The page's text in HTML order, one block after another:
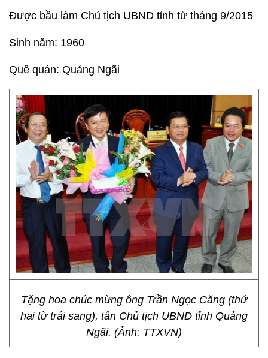
Được bầu làm Chủ tịch UBND tỉnh từ tháng 9/2015
Sinh năm: 1960
Quê quán: Quảng Ngãi
Tặng hoa chúc mừng ông Trần Ngọc Căng (thứ
hai từ trái sang), tân Chủ tịch UBND tỉnh Quảng
Ngãi. (Ảnh: TTXVN)